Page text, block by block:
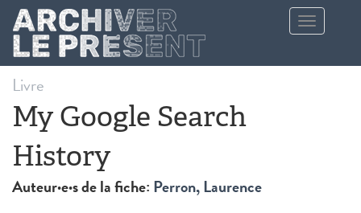
Aller au contenu principal
Toggle
navigation
Livre
My Google Search
History
Auteur·e·s de la fiche: Perron, Laurence